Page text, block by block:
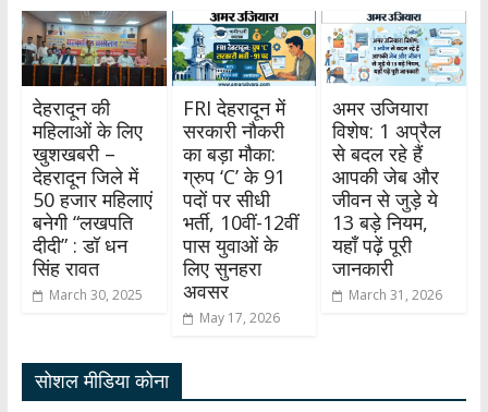
देहरादून की
महिलाओं के लिए
खुशखबरी –
देहरादून जिले में
50 हजार महिलाएं
बनेगी “लखपति
दीदी” : डॉ धन
सिंह रावत
March 30, 2025
FRI देहरादून में
सरकारी नौकरी
का बड़ा मौका:
ग्रुप ‘C’ के 91
पदों पर सीधी
भर्ती, 10वीं-12वीं
पास युवाओं के
लिए सुनहरा
अवसर
May 17, 2026
अमर उजियारा
विशेष: 1 अप्रैल
से बदल रहे हैं
आपकी जेब और
जीवन से जुड़े ये
13 बड़े नियम,
यहाँ पढ़ें पूरी
जानकारी
March 31, 2026
सोशल मीडिया कोना